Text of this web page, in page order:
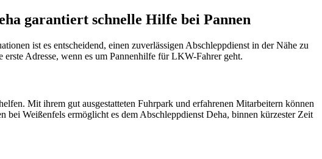
garantiert schnelle Hilfe bei Pannen
ist es entscheidend, einen zuverlässigen Abschleppdienst in der Nähe zu
Adresse, wenn es um Pannenhilfe für LKW-Fahrer geht.
Mit ihrem gut ausgestatteten Fuhrpark und erfahrenen Mitarbeitern können
Weißenfels ermöglicht es dem Abschleppdienst Deha, binnen kürzester Zeit